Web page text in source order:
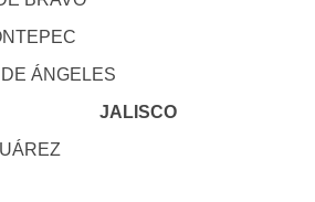
ÁNGELES
JALISCO